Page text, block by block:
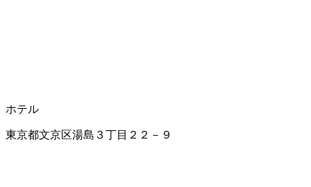
ホテル
東京都文京区湯島３丁目２２－９